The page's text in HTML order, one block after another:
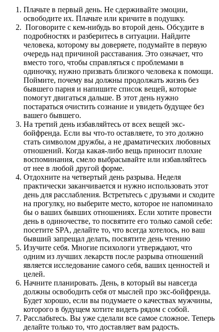
Плачьте в первый день. Не сдерживайте эмоции,
освободите их. Плачьте или кричите в подушку.
Поговорите с кем-нибудь во второй день. Обсудите в
подробностях и разберитесь в ситуации. Найдите
человека, которому вы доверяете, подумайте в первую
очередь над причиной расставания. Это означает, что
вместо того, чтобы справляться с проблемами в
одиночку, нужно призвать близкого человека к помощи.
Поймите, почему вы должны продолжать жизнь без
бывшего парня и напишите список вещей, которые
помогут двигаться дальше. В этот день нужно
постараться очистить сознание и увидеть будущее без
вашего бывшего.
На третий день избавляйтесь от всех вещей экс-
бойфренда. Если вы что-то оставляете, то это должно
стать символом дружбы, а не драматических любовных
отношений. Когда какая-либо вещь приносит плохие
воспоминания, смело выбрасывайте или избавляйтесь
от нее в любой другой форме.
Отдохните на четвертый день разрыва. Неделя
практически заканчивается и нужно использовать этот
день для расслабления. Встретьтесь с друзьями и сходите
на прогулку, но выберите место, которое не напоминало
бы о ваших бывших отношениях. Если хотите провести
день в одиночестве, то посвятите его только самой себе:
посетите SPA, делайте то, что всегда хотелось, но ваш
бывший запрещал делать, посвятите день чтению
Изучите себя. Многие психологи утверждают, что
одним из лучших лекарств после разрыва отношений
является исследование самого себя, ваших ценностей и
целей.
Начните планировать. День, в который вы навсегда
должны освободить себя от мыслей про экс-бойфренда.
Будет хорошо, если вы подумаете о качествах мужчины,
которого в будущем хотите видеть рядом с собой.
Расслабьтесь. Вы уже сделали все самое сложное. Теперь
делайте только то, что доставляет вам радость.